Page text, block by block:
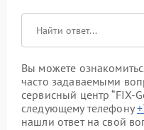
Вы можете
часто задаваемыми
сервисный центр “FIX-
следующему телефону
нашли ответ на свой